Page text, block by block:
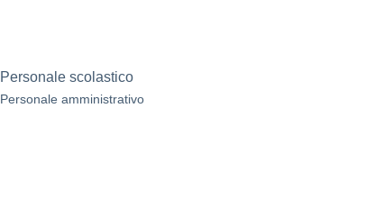
Personale scolastico
Personale amministrativo